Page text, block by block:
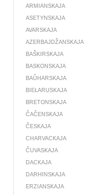
ARMIANSKAJA
ASETYNSKAJA
AVARSKAJA
AZERBAJDŽAN­SKAJA
BAŠKIRSKAJA
BASKONSKAJA
BAŬHARSKAJA
BIEŁARUSKAJA
BRETONSKAJA
ČAČENSKAJA
ČESKAJA
CHARVACKAJA
ČUVASKAJA
DACKAJA
DARHINSKAJA
ERZIANSKAJA